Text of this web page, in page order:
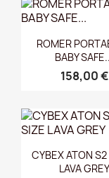
Vista
ROMER
BABY
158,00 €
Vista
CYBEX ATON
LAVA GREY